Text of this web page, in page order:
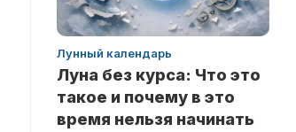
Лунный календарь
Луна без курса: Что это
такое и почему в это
время нельзя начинать